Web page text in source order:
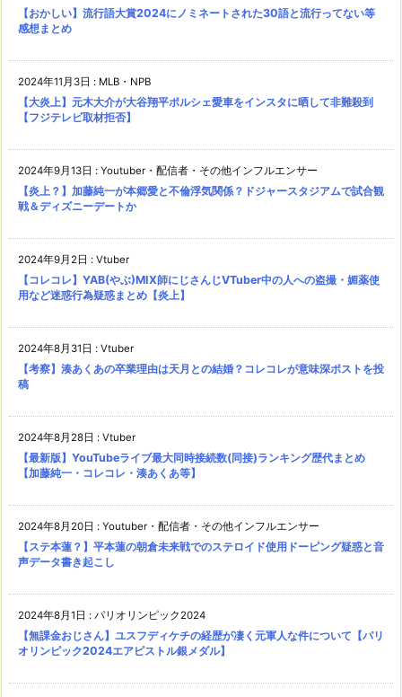
【おかしい】流行語大賞2024にノミネートされた30語と流行ってない等
感想まとめ
2024年11月3日 : MLB・NPB
【大炎上】元木大介が大谷翔平ポルシェ愛車をインスタに晒して非難殺到
【フジテレビ取材拒否】
2024年9月13日 : Youtuber・配信者・その他インフルエンサー
【炎上？】加藤純一が本郷愛と不倫浮気関係？ドジャースタジアムで試合観
戦＆ディズニーデートか
2024年9月2日 : Vtuber
【コレコレ】YAB(やぶ)MIX師にじさんじVTuber中の人への盗撮・媚薬使
用など迷惑行為疑惑まとめ【炎上】
2024年8月31日 : Vtuber
【考察】湊あくあの卒業理由は天月との結婚？コレコレが意味深ポストを投
稿
2024年8月28日 : Vtuber
【最新版】YouTubeライブ最大同時接続数(同接)ランキング歴代まとめ
【加藤純一・コレコレ・湊あくあ等】
2024年8月20日 : Youtuber・配信者・その他インフルエンサー
【ステ本蓮？】平本蓮の朝倉未来戦でのステロイド使用ドーピング疑惑と音
声データ書き起こし
2024年8月1日 : パリオリンピック2024
【無課金おじさん】ユスフディケチの経歴が凄く元軍人な件について【パリ
オリンピック2024エアピストル銀メダル】